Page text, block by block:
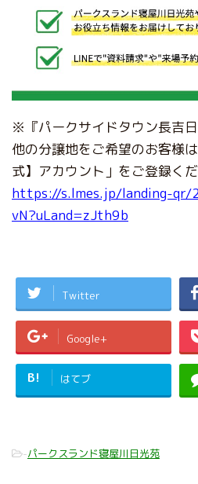
※『パークサイドタウン長吉
他の分譲地をご希望のお客様
式】アカウント」をご登録くだ
https://s.lmes.jp/landing-qr/
vN?uLand=zJth9b
Twitter
Google+
B! はてブ
-パークスランド寝屋川日光苑